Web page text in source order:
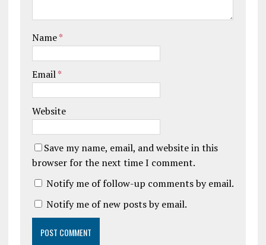
Name*
Email*
Website
Save my name, email, and website in this
browser for the next time I comment.
Notify me of follow-up comments by email.
Notify me of new posts by email.